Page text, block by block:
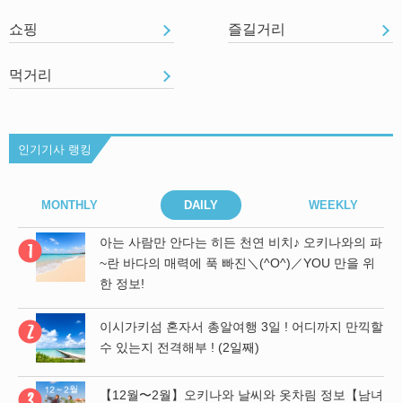
쇼핑 즐길거리
먹거리
인기기사 랭킹
MONTHLY DAILY WEEKLY
아는 사람만 안다는 히든 천연 비치♪ 오키나와의 파
~란 바다의 매력에 푹 빠진＼(^O^)／YOU 만을 위
한 정보!
이시가키섬 혼자서 총알여행 3일 ! 어디까지 만끽할
수 있는지 전격해부 ! (2일째)
【12월〜2월】오키나와 날씨와 옷차림 정보【남녀